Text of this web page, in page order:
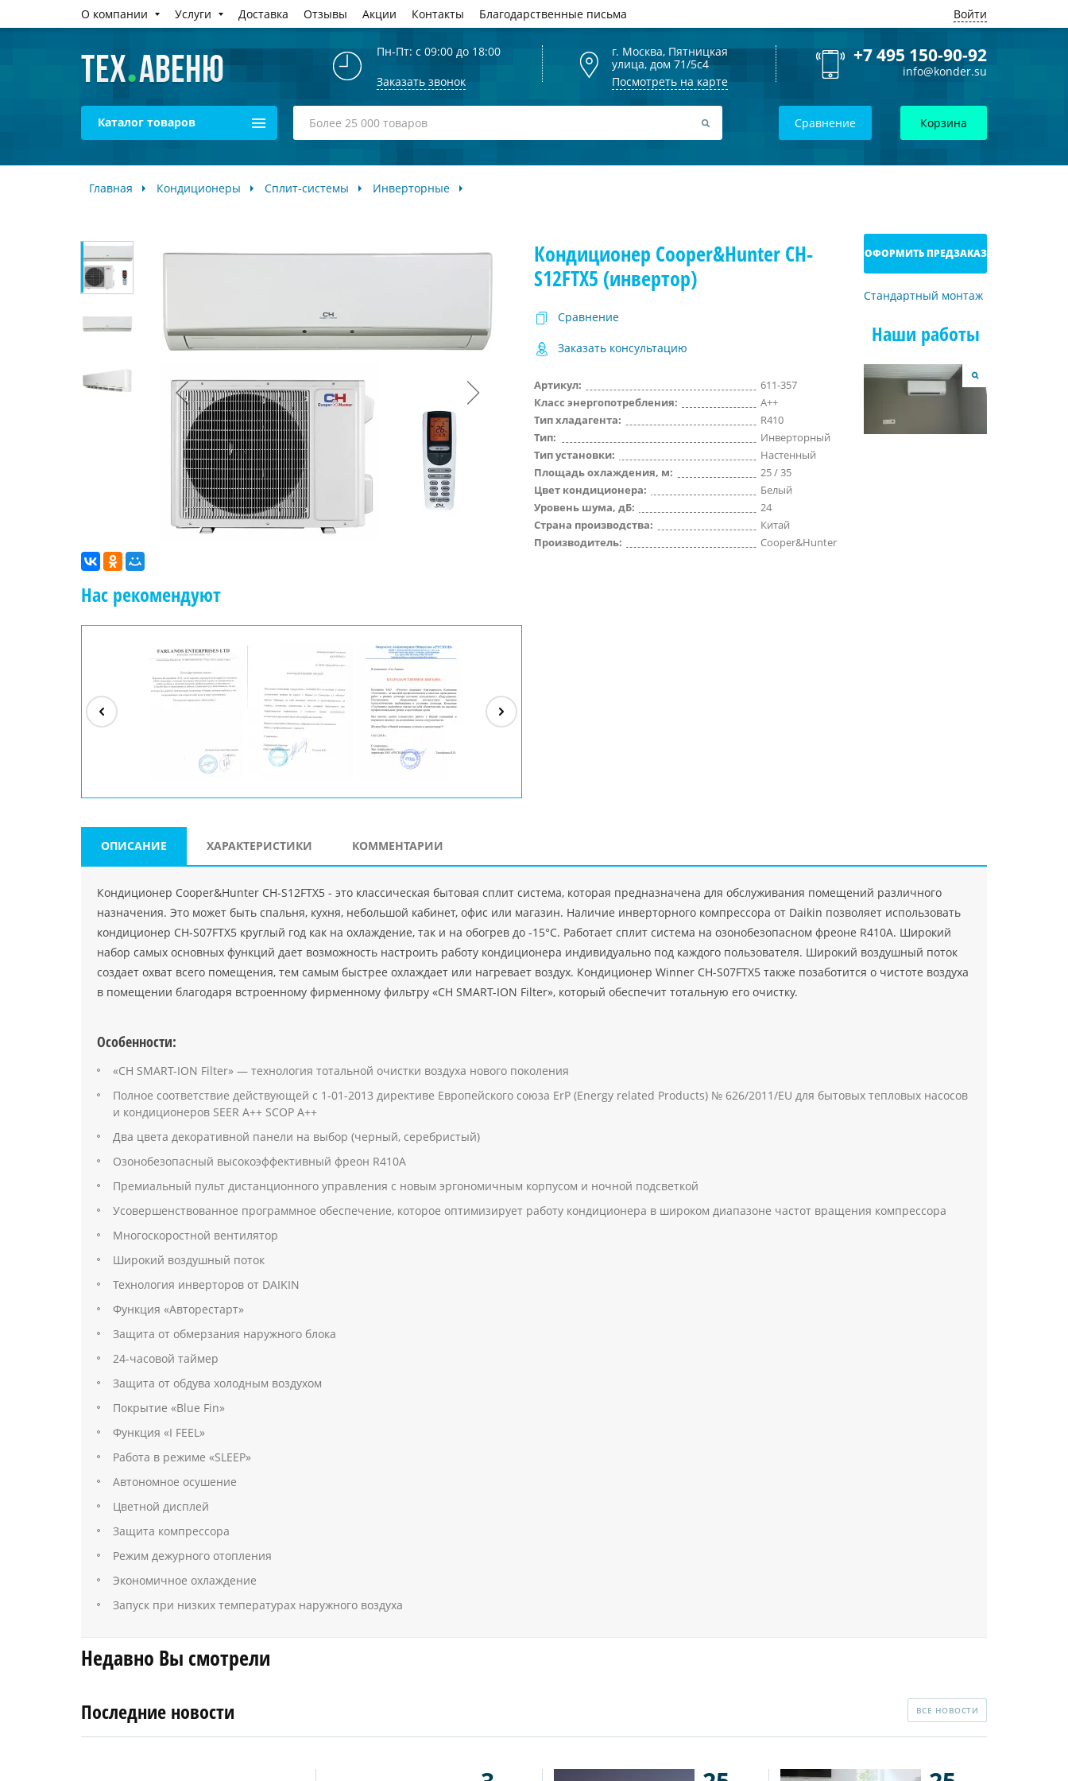
О компании Услуги Доставка Отзывы Акции Контакты Благодарственные письма Войти
Пн-Пт: с 09:00 до 18:00
Заказать звонок
г. Москва, Пятницкая
улица, дом 71/5с4
Посмотреть на карте
+7 495 150-90-92
info@konder.su
Каталог товаров Сравнение Корзина
Главная Кондиционеры Сплит-системы Инверторные
Нас рекомендуют
">
Код PHP ">
"МидасМеталлАрт" PHP ">
Код PHP ">
Кондиционер Cooper&Hunter CH-
S12FTX5 (инвертор)
Сравнение
Заказать консультацию
Артикул:
611-357
Класс энергопотребления:
A++
Тип хладагента:
R410
Тип:
Инверторный
Тип установки:
Настенный
Площадь охлаждения, м:
25 / 35
Цвет кондиционера:
Белый
Уровень шума, дБ:
24
Страна производства:
Китай
Производитель:
Cooper&Hunter
ОФОРМИТЬ ПРЕДЗАКАЗ
Стандартный монтаж
Наши работы
ОПИСАНИЕ ХАРАКТЕРИСТИКИ КОММЕНТАРИИ
Кондиционер Cooper&Hunter CH-S12FTX5 - это классическая бытовая сплит система, которая предназначена для обслуживания помещений различного
назначения. Это может быть спальня, кухня, небольшой кабинет, офис или магазин. Наличие инверторного компрессора от Daikin позволяет использовать
кондиционер CH-S07FTX5 круглый год как на охлаждение, так и на обогрев до -15°С. Работает сплит система на озонобезопасном фреоне R410A. Широкий
набор самых основных функций дает возможность настроить работу кондиционера индивидуально под каждого пользователя. Широкий воздушный поток
создает охват всего помещения, тем самым быстрее охлаждает или нагревает воздух. Кондиционер Winner CH-S07FTX5 также позаботится о чистоте воздуха
в помещении благодаря встроенному фирменному фильтру «CH SMART-ION Filter», который обеспечит тотальную его очистку.
Особенности:
«CH SMART-ION Filter» — технология тотальной очистки воздуха нового поколения
Полное соответствие действующей c 1-01-2013 директиве Европейского союза ErP (Energy related Products) № 626/2011/EU для бытовых тепловых насосов
и кондиционеров SEER A++ SCOP A++
Два цвета декоративной панели на выбор (черный, серебристый)
Озонобезопасный высокоэффективный фреон R410А
Премиальный пульт дистанционного управления с новым эргономичным корпусом и ночной подсветкой
Усовершенствованное программное обеспечение, которое оптимизирует работу кондиционера в широком диапазоне частот вращения компрессора
Многоскоростной вентилятор
Широкий воздушный поток
Технология инверторов от DAIKIN
Функция «Авторестарт»
Защита oт обмерзания наружного блока
24-часовой таймер
Защита от обдува холодным воздухом
Покрытие «Blue Fin»
Функция «I FEEL»
Работа в режиме «SLEEP»
Автономное осушение
Цветной дисплей
Защита компрессора
Режим дежурного отопления
Экономичное охлаждение
Запуск при низких температурах наружного воздуха
Недавно Вы смотрели
Последние новости ВСЕ НОВОСТИ